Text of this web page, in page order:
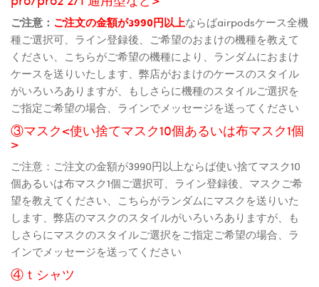
ご注意： ご注文の金額が3990円以上ならばairpodsケース全機
種ご選択可、ライン登録後、ご希望のおまけの機種を教えて
ください、こちらがご希望の機種により、ランダムにおまけ
ケースを送りいたします、弊店がおまけのケースのスタイル
がいろいろありますが、もしさらに機種のスタイルご選択を
ご指定ご希望の場合、ラインでメッセージを送ってください
③マスク<使い捨てマスク10個あるいは布マスク1個
>
ご注意：ご注文の金額が3990円以上ならば使い捨てマスク10
個あるいは布マスク1個ご選択可、ライン登録後、マスクご希
望を教えてください、こちらがランダムにマスクを送りいた
します、弊店のマスクのスタイルがいろいろありますが、も
しさらにマスクのスタイルご選択をご指定ご希望の場合、ラ
インでメッセージを送ってください
④ｔシャツ